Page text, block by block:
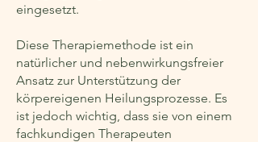
eingesetzt.
Diese Therapiemethode ist ein
natürlicher und nebenwirkungsfreier
Ansatz zur Unterstützung der
körpereigenen Heilungsprozesse. Es
ist jedoch wichtig, dass sie von einem
fachkundigen Therapeuten